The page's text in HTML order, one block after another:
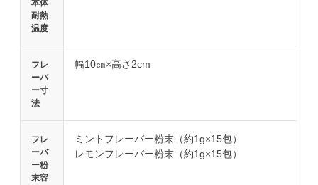
本体
耐熱
温度
フレ
ーバ
ー寸
法
幅10㎝×高さ2cm
フレ
ーバ
ー粉
末容
ミントフレーバー粉末（約1g×15包）
レモンフレーバー粉末（約1g×15包）